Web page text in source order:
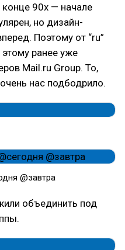
90х — начале
но дизайн-
Поэтому от “ru”
ранее уже
Mail.ru Group. То,
нас подбодрило.
@завтра
объединить под